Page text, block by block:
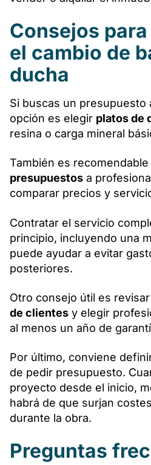
Consejos
el cambio de
ducha
Si buscas un presupuesto
opción es elegir platos de
resina o carga mineral
También es
presupuestos a
comparar precios y
Contratar el servicio
principio, incluyendo una
puede ayudar a evitar
posteriores.
Otro consejo útil es revisar
de clientes y elegir
al menos un año de
Por último, conviene
de pedir presupuesto.
proyecto desde el inicio,
habrá de que surjan
durante la obra.
Preguntas